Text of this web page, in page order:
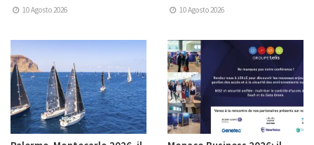
10 Agosto 2026 10 Agosto 2026